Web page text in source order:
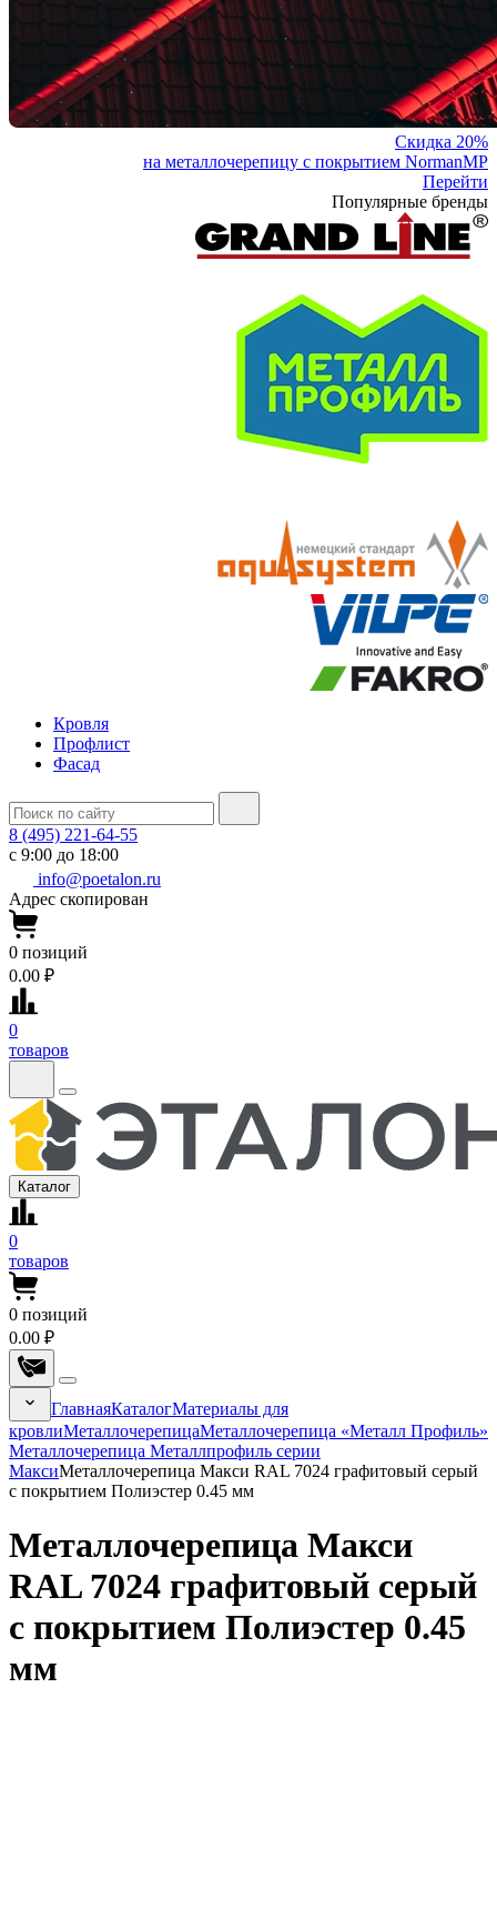
Скидка 20%
на металлочерепицу с покрытием NormanMP
Перейти
Популярные бренды
Кровля
Профлист
Фасад
8 (495) 221-64-55
с 9:00 до 18:00
info@poetalon.ru
Адрес скопирован
0 позиций
0.00 ₽
0
товаров
Каталог
0
товаров
0 позиций
0.00 ₽
ГлавнаяКаталогМатериалы для
кровлиМеталлочерепицаМеталлочерепица «Металл Профиль»
Металлочерепица Металлпрофиль серии
МаксиМеталлочерепица Макси RAL 7024 графитовый серый
с покрытием Полиэстер 0.45 мм
Металлочерепица Макси
RAL 7024 графитовый серый
с покрытием Полиэстер 0.45
мм